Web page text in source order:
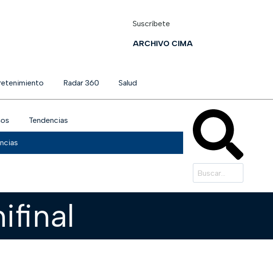
Suscríbete
ARCHIVO CIMA
Radar 360 Salud
Tendencias